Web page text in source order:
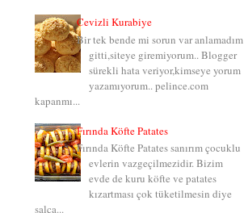
Cevizli Kurabiye
Bir tek bende mi sorun var anlamadım
gitti,siteye giremiyorum.. Blogger
sürekli hata veriyor,kimseye yorum
yazamıyorum.. pelince.com
kapanmı...
Fırında Köfte Patates
Fırında Köfte Patates sanırım çocuklu
evlerin vazgeçilmezidir. Bizim
evde de kuru köfte ve patates
kızartması çok tüketilmesin diye
salça...